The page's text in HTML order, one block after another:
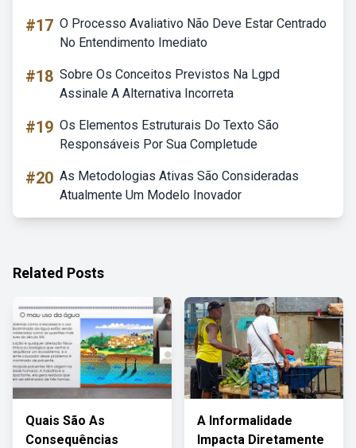
#17 O Processo Avaliativo Não Deve Estar Centrado
No Entendimento Imediato
#18 Sobre Os Conceitos Previstos Na Lgpd
Assinale A Alternativa Incorreta
#19 Os Elementos Estruturais Do Texto São
Responsáveis Por Sua Completude
#20 As Metodologias Ativas São Consideradas
Atualmente Um Modelo Inovador
Related Posts
Quais São As
Consequências
A Informalidade
Impacta Diretamente